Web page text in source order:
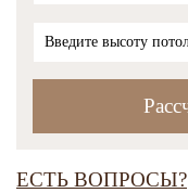
ЕСТЬ ВОПРОСЫ?